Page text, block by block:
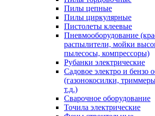
Пилы цепные
Пилы циркулярные
Пистолеты клеевые
Пневмооборудование
распылители, мойки
пылесосы, компрессоры)
Рубанки электрические
Садовое электро и бензо
(газонокосилки,
т.д.)
Сварочное оборудование
Точила электрические